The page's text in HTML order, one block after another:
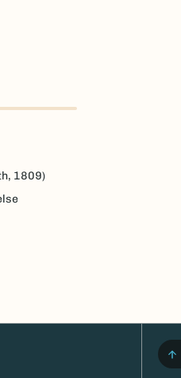
1809)